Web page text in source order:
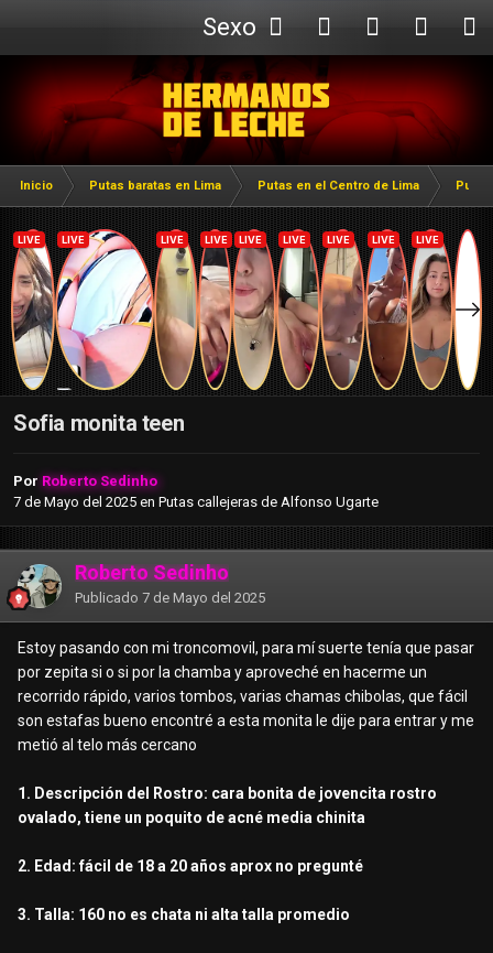
Sexo
Webcam
Inicio Putas baratas en Lima Putas en el Centro de Lima
Sofia monita teen
Por Roberto Sedinho
7 de Mayo del 2025 en Putas callejeras de Alfonso Ugarte
Roberto Sedinho
Publicado 7 de Mayo del 2025
Estoy pasando con mi troncomovil, para mí suerte tenía que pasar
por zepita si o si por la chamba y aproveché en hacerme un
recorrido rápido, varios tombos, varias chamas chibolas, que fácil
son estafas bueno encontré a esta monita le dije para entrar y me
metió al telo más cercano
1. Descripción del Rostro: cara bonita de jovencita rostro
ovalado, tiene un poquito de acné media chinita
2. Edad: fácil de 18 a 20 años aprox no pregunté
3. Talla: 160 no es chata ni alta talla promedio